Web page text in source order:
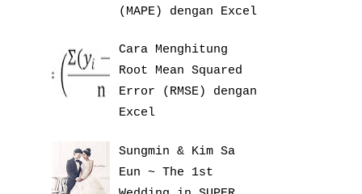
(MAPE) dengan Excel
Cara Menghitung
Root Mean Squared
Error (RMSE) dengan
Excel
Sungmin & Kim Sa
Eun ~ The 1st